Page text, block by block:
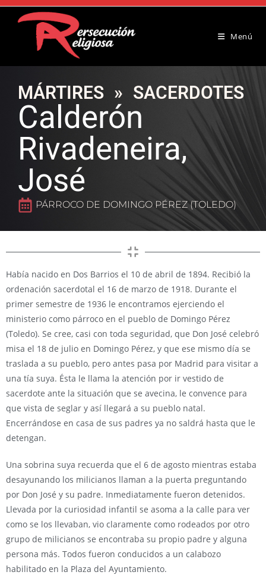
Menú
MÁRTIRES » SACERDOTES
Calderón
Rivadeneira,
José
PÁRROCO DE DOMINGO PÉREZ (TOLEDO)
Había nacido en Dos Barrios el 10 de abril de 1894. Recibió la
ordenación sacerdotal el 16 de marzo de 1918. Durante el
primer semestre de 1936 le encontramos ejerciendo el
ministerio como párroco en el pueblo de Domingo Pérez
(Toledo). Se cree, casi con toda seguridad, que Don José celebró
misa el 18 de julio en Domingo Pérez, y que ese mismo día se
traslada a su pueblo, pero antes pasa por Madrid para visitar a
una tía suya. Ésta le llama la atención por ir vestido de
sacerdote ante la situación que se avecina, le convence para
que vista de seglar y así llegará a su pueblo natal.
Encerrándose en casa de sus padres ya no saldrá hasta que le
detengan.
Una sobrina suya recuerda que el 6 de agosto mientras estaba
desayunando los milicianos llaman a la puerta preguntando
por Don José y su padre. Inmediatamente fueron detenidos.
Llevada por la curiosidad infantil se asoma a la calle para ver
como se los llevaban, vio claramente como rodeados por otro
grupo de milicianos se encontraba su propio padre y alguna
persona más. Todos fueron conducidos a un calabozo
habilitado en la Plaza del Ayuntamiento.